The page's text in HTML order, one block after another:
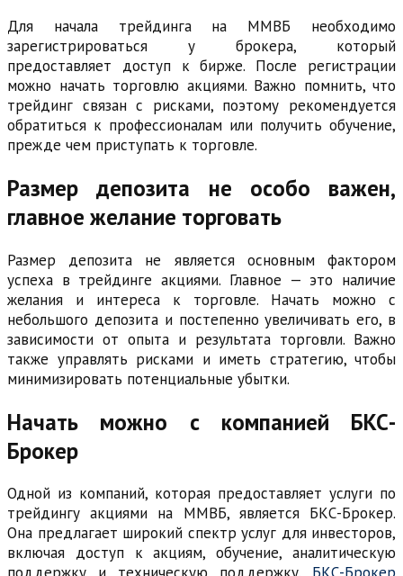
Для начала трейдинга на ММВБ необходимо
зарегистрироваться у брокера, который
предоставляет доступ к бирже. После регистрации
можно начать торговлю акциями. Важно помнить, что
трейдинг связан с рисками, поэтому рекомендуется
обратиться к профессионалам или получить обучение,
прежде чем приступать к торговле.
Размер депозита не особо важен,
главное желание торговать
Размер депозита не является основным фактором
успеха в трейдинге акциями. Главное — это наличие
желания и интереса к торговле. Начать можно с
небольшого депозита и постепенно увеличивать его, в
зависимости от опыта и результата торговли. Важно
также управлять рисками и иметь стратегию, чтобы
минимизировать потенциальные убытки.
Начать можно с компанией БКС-
Брокер
Одной из компаний, которая предоставляет услуги по
трейдингу акциями на ММВБ, является БКС-Брокер.
Она предлагает широкий спектр услуг для инвесторов,
включая доступ к акциям, обучение, аналитическую